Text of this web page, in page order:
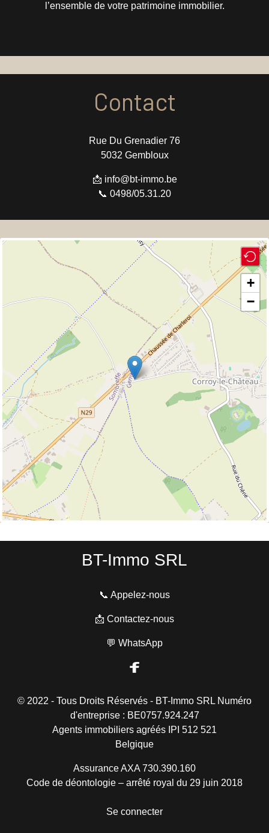
l’ensemble de votre patrimoine immobilier.
Contact
Rue Du Grenadier 76
5032 Gembloux
📩 info@bt-immo.be
📞 0498/05.31.20
+
−
BT-Immo SRL
📞 Appelez-nous
📩 Contactez-nous
💬 WhatsApp
© 2022 - Tous Droits Réservés - BT-Immo SRL Numéro
d'entreprise : BE0757.924.247
Agents immobiliers agréés IPI 512 521
Belgique
Assurance AXA 730.390.160
Code de déontologie – arrêté royal du 29 juin 2018
Se connecter